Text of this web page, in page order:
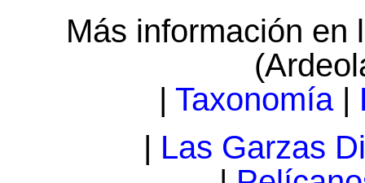
Más información en
| Taxonomía|
| Las Garzas